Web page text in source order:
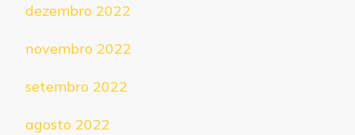
dezembro 2022
novembro 2022
setembro 2022
agosto 2022